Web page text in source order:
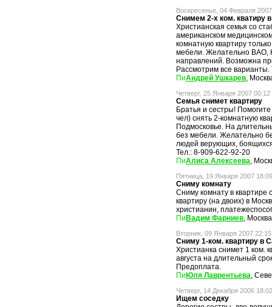
Воскресенье, 04 Февраля
Снимем 2-х ком. кватиру
Христианская семья со
американском
комнатную квартиру
мебели. Желательно ВАО,
направлений. Возможна
Рассмотрим все варианты.
Андрей Ушкарев,
Четверг, 25 Января 2007 00:12
Семья снимет квартиру
Братья и сестры!
чел) снять 2-комнатную
Подмосковье. На
без мебели. Желательно
людей верующих,
Тел.: 8-909-622-92-20
Алиса Алексеева,
Пятница, 19 Января 2007 18:09
Сниму комнату
Сниму комнату в квартире
квартиру (на двоих) в
христианин,
Вадим Фарниев,
Вторник, 09 Января 2007 22:15
Сниму 1-ком. квартиру в
Христианка снимет 1 ком.
августа на длительный
Предоплата.
Юля Лаврентьева,
Четверг, 14 Декабря 2006 18:02
Ищем соседку